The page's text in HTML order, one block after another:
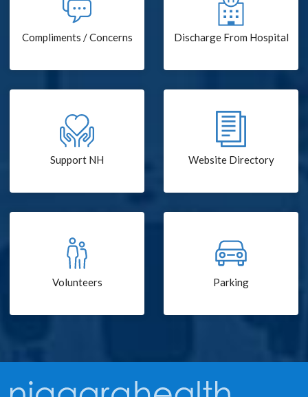
Compliments / Concerns Discharge From Hospital
Support NH Website Directory
Volunteers Parking